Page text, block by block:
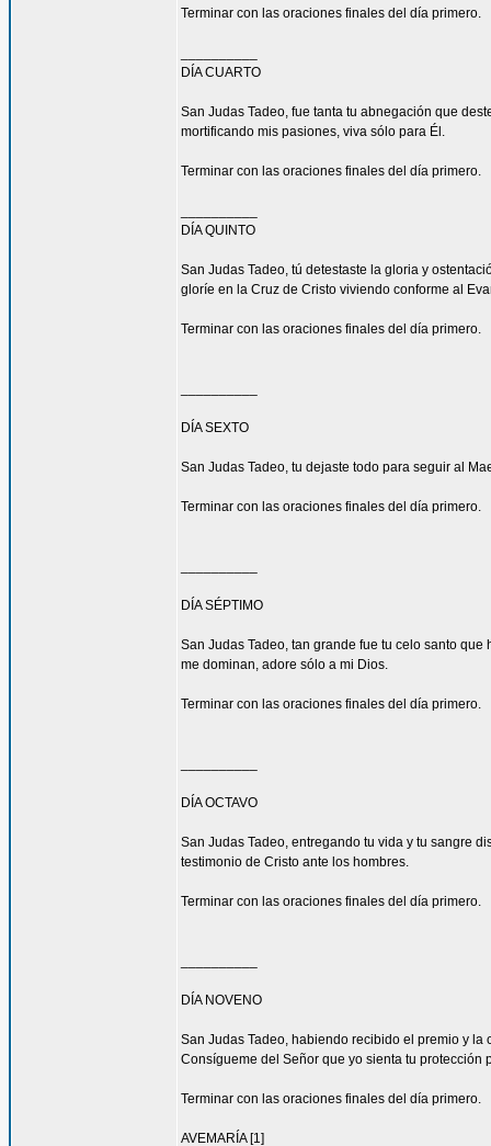
Terminar con las oraciones finales del día primero.
DÍA CUARTO
San Judas Tadeo, fue tanta tu abnegación que
mortificando mis pasiones, viva sólo para Él.
Terminar con las oraciones finales del día primero.
DÍA QUINTO
San Judas Tadeo, tú detestaste la gloria y
gloríe en la Cruz de Cristo viviendo conforme al
Terminar con las oraciones finales del día primero.
DÍA SEXTO
San Judas Tadeo, tu dejaste todo para seguir al
Terminar con las oraciones finales del día primero.
DÍA SÉPTIMO
San Judas Tadeo, tan grande fue tu celo santo
me dominan, adore sólo a mi Dios.
Terminar con las oraciones finales del día primero.
DÍA OCTAVO
San Judas Tadeo, entregando tu vida y tu sangre
testimonio de Cristo ante los hombres.
Terminar con las oraciones finales del día primero.
DÍA NOVENO
San Judas Tadeo, habiendo recibido el premio y
Consígueme del Señor que yo sienta tu
Terminar con las oraciones finales del día primero.
AVEMARÍA [1]